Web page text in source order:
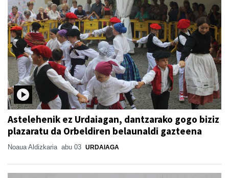
Astelehenik ez Urdaiagan, dantzarako gogo biziz
plazaratu da Orbeldiren belaunaldi gazteena
Noaua Aldizkaria abu 03 URDAIAGA